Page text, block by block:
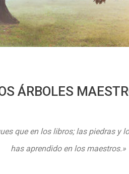
ÁRBOLES
que en los libros; las piedras y
has aprendido en los maestros.»